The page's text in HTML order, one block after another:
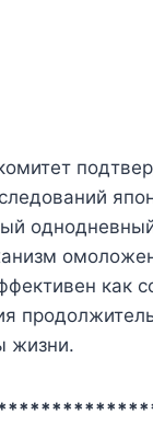
как
жизни.